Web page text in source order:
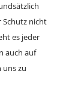
Schutz nicht
es jeder
auch auf
uns zu